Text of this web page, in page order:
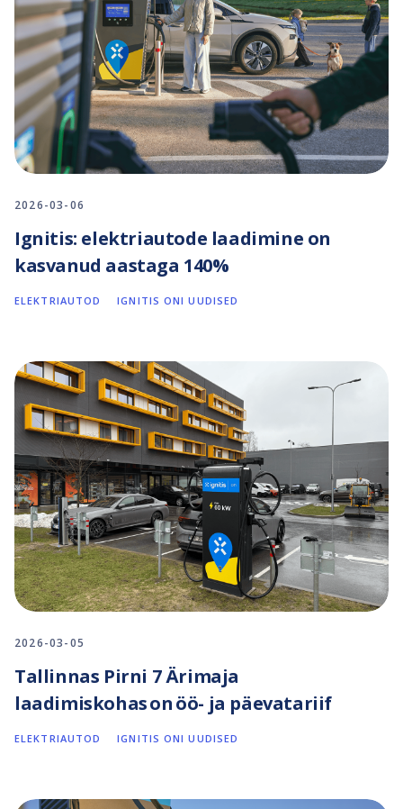
2026-03-06
Ignitis: elektriautode laadimine on
kasvanud aastaga 140%
ELEKTRIAUTOD IGNITIS ONI UUDISED
2026-03-05
Tallinnas Pirni 7 Ärimaja
laadimiskohas on öö- ja päevatariif
ELEKTRIAUTOD IGNITIS ONI UUDISED